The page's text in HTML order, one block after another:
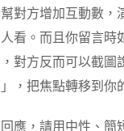
對方增加互動數，
看。而且你留言時
對方反而可以截圖
，把焦點轉移到你
應，請用中性、簡